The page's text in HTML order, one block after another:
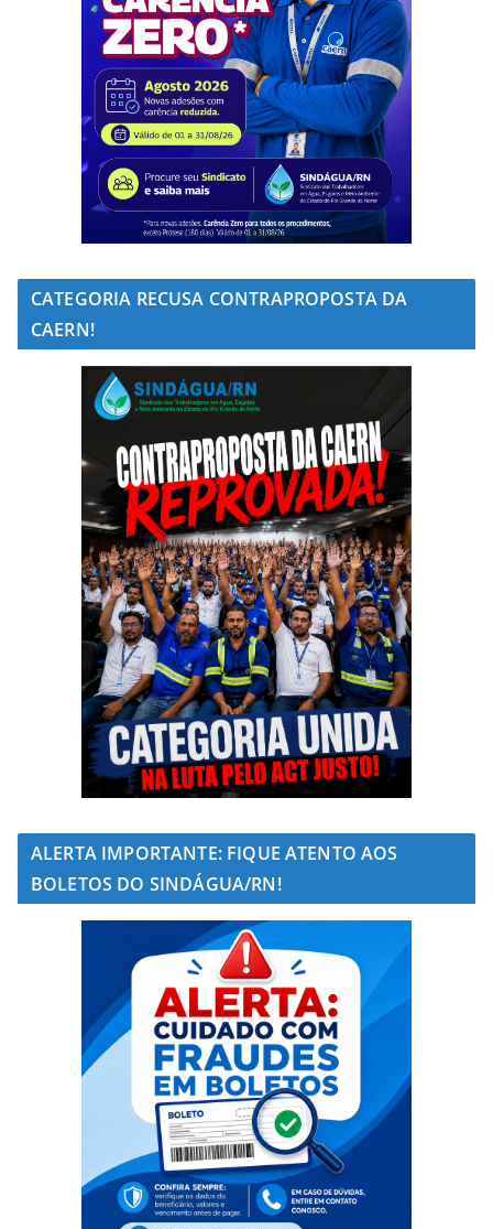
CATEGORIA RECUSA CONTRAPROPOSTA DA
CAERN!
ALERTA IMPORTANTE: FIQUE ATENTO AOS
BOLETOS DO SINDÁGUA/RN!